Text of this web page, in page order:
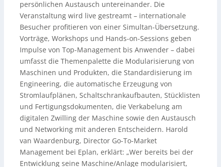
persönlichen Austausch untereinander. Die
Veranstaltung wird live gestreamt – internationale
Besucher profitieren von einer Simultan-Übersetzung.
Vorträge, Workshops und Hands-on-Sessions geben
Impulse von Top-Management bis Anwender – dabei
umfasst die Themenpalette die Modularisierung von
Maschinen und Produkten, die Standardisierung im
Engineering, die automatische Erzeugung von
Stromlaufplänen, Schaltschrankaufbauten, Stücklisten
und Fertigungsdokumenten, die Verkabelung am
digitalen Zwilling der Maschine sowie den Austausch
und Networking mit anderen Entscheidern. Harold
van Waardenburg, Director Go-To-Market
Management bei Eplan, erklärt: „Wer bereits bei der
Entwicklung seine Maschine/Anlage modularisiert,